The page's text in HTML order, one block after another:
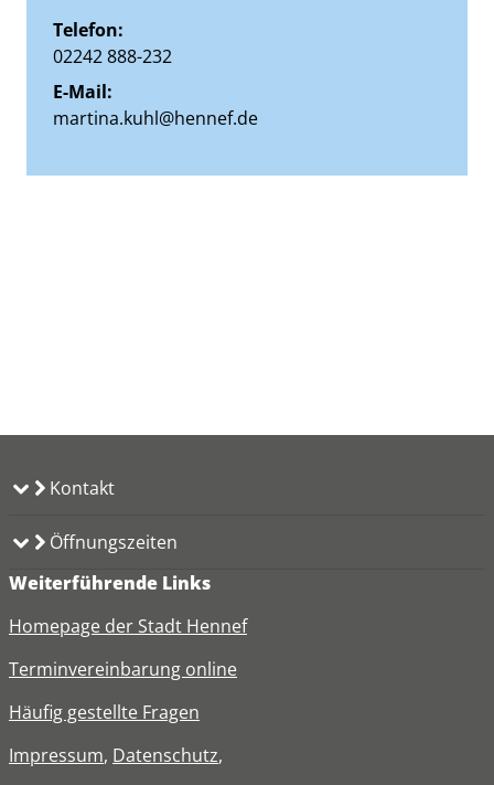
Telefon:
02242 888-232
E-Mail:
martina.kuhl@hennef.de
Kontakt
Öffnungszeiten
Weiterführende Links
Homepage der Stadt Hennef
Terminvereinbarung online
Häufig gestellte Fragen
Impressum, Datenschutz,